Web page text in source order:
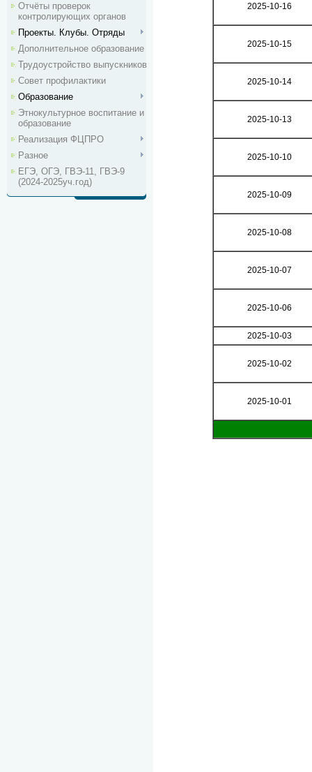
Отчёты проверок
контролирующих органов
Проекты. Клубы. Отряды
Дополнительное образование
Трудоустройство выпускников
Совет профилактики
Образование
Этнокультурное воспитание и
образование
Реализация ФЦПРО
Разное
ЕГЭ, ОГЭ, ГВЭ-11, ГВЭ-9
(2024-2025уч.год)
2025-10-16
2025-10-15
2025-10-14
2025-10-13
2025-10-10
2025-10-09
2025-10-08
2025-10-07
2025-10-06
2025-10-03
2025-10-02
2025-10-01